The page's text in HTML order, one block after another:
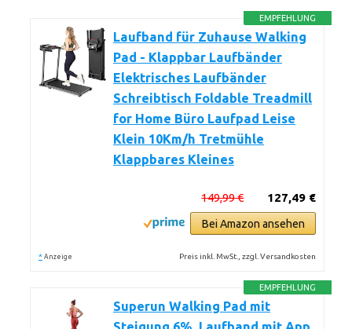
EMPFEHLUNG
Laufband für Zuhause Walking
Pad - Klappbar Laufbänder
Elektrisches Laufbänder
Schreibtisch Foldable Treadmill
for Home Büro Laufpad Leise
Klein 10Km/h Tretmühle
Klappbares Kleines
127,49 €
149,99 €
Bei Amazon ansehen
* Anzeige Preis inkl. MwSt., zzgl. Versandkosten
EMPFEHLUNG
Superun Walking Pad mit